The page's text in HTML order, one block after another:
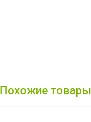
Похожие товары